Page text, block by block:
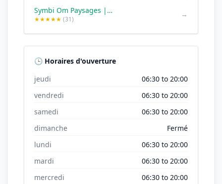
Symbi Om Paysages | Paysagiste Antibes
★★★★★ (31)
→
🕒 Horaires d'ouverture
jeudi
06:30 to 20:00
vendredi
06:30 to 20:00
samedi
06:30 to 20:00
dimanche
Fermé
lundi
06:30 to 20:00
mardi
06:30 to 20:00
mercredi
06:30 to 20:00